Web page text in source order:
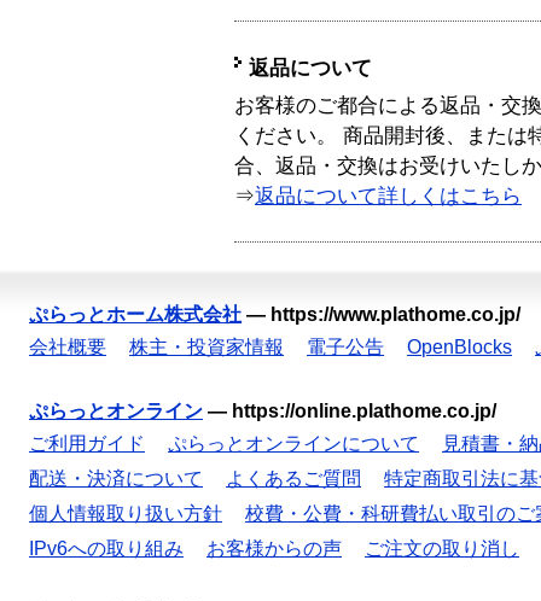
返品について
お客様のご都合による返品・交
ください。 商品開封後、または
合、返品・交換はお受けいたし
⇒返品について詳しくはこちら
ぷらっとホーム株式会社 — https://www.plathome.co.jp/
会社概要
株主・投資家情報 電子公告 OpenBlocks
ぷらっとオンライン — https://online.plathome.co.jp/
ご利用ガイド
ぷらっとオンラインについて
見積書・
配送・決済について
よくあるご質問
特定商取引法に
個人情報取り扱い方針
校費・公費・科研費払い取引のご
IPv6への取り組み
お客様からの声 ご注文の取り消し